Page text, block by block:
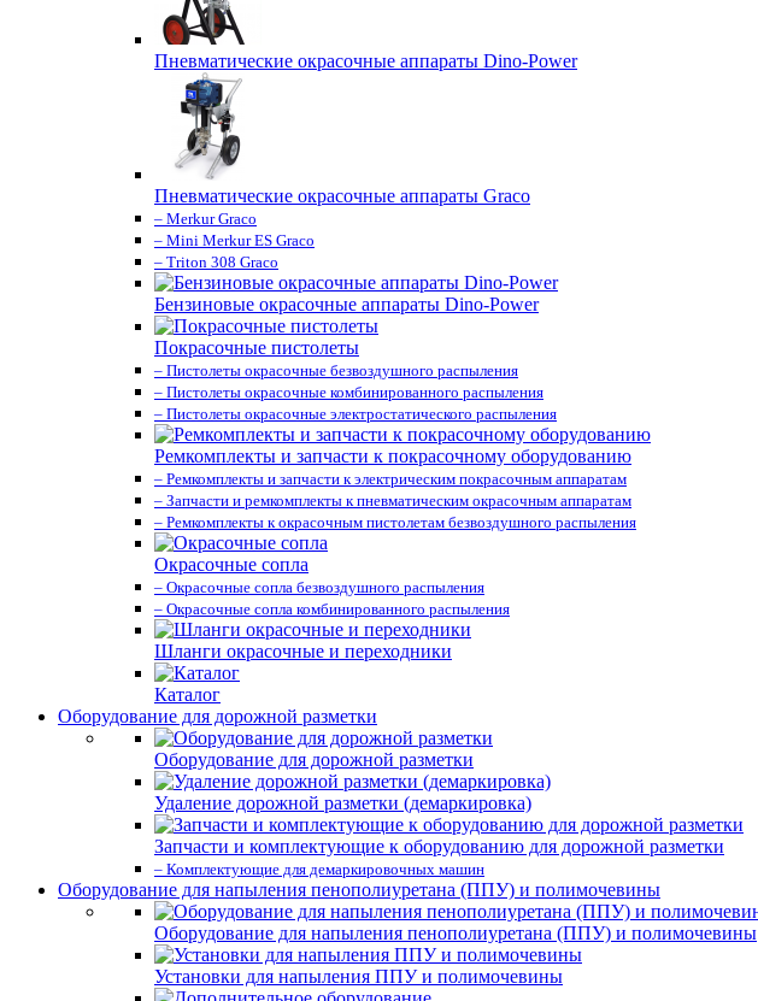
Пневматические окрасочные аппараты Dino-Power
Пневматические окрасочные аппараты Graco
– Merkur Graco
– Mini Merkur ES Graco
– Triton 308 Graco
Бензиновые окрасочные аппараты Dino-Power
Покрасочные пистолеты
– Пистолеты окрасочные безвоздушного распыления
– Пистолеты окрасочные комбинированного распыления
– Пистолеты окрасочные электростатического распыления
Ремкомплекты и запчасти к покрасочному оборудованию
– Ремкомплекты и запчасти к электрическим покрасочным аппаратам
– Запчасти и ремкомплекты к пневматическим окрасочным аппаратам
– Ремкомплекты к окрасочным пистолетам безвоздушного распыления
Окрасочные сопла
– Окрасочные сопла безвоздушного распыления
– Окрасочные сопла комбинированного распыления
Шланги окрасочные и переходники
Каталог
Оборудование для дорожной разметки
Оборудование для дорожной разметки
Удаление дорожной разметки (демаркировка)
Запчасти и комплектующие к оборудованию для дорожной разметки
– Комплектующие для демаркировочных машин
Оборудование для напыления пенополиуретана (ППУ) и полимочевины
Оборудование для напыления пенополиуретана (ППУ) и полимочевины
Установки для напыления ППУ и полимочевины